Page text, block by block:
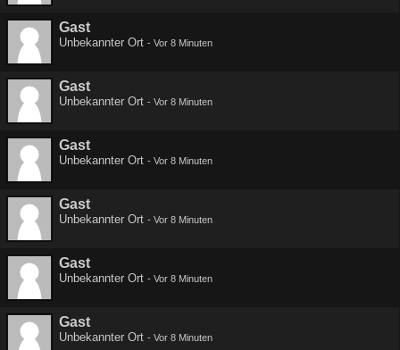
Gast
Unbekannter Ort - Vor 8 Minuten
Gast
Unbekannter Ort - Vor 8 Minuten
Gast
Unbekannter Ort - Vor 8 Minuten
Gast
Unbekannter Ort - Vor 8 Minuten
Gast
Unbekannter Ort - Vor 8 Minuten
Gast
Unbekannter Ort - Vor 8 Minuten